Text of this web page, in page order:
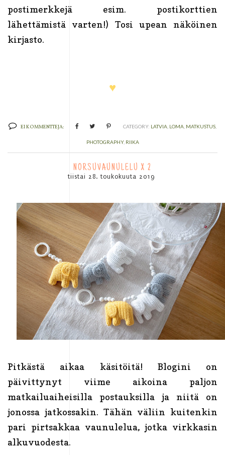
postimerkkejä esim. postikorttien
lähettämistä varten!) Tosi upean näköinen
kirjasto.
♥
EI KOMMENTTEJA: CATEGORY: LATVIA LOMA MATKUSTUS
PHOTOGRAPHY, RIIKA
NORSUVAUNULELU X 2
tiistai 28. toukokuuta 2019
Pitkästä aikaa käsitöitä! Blogini on
päivittynyt viime aikoina paljon
matkailuaiheisilla postauksilla ja niitä on
jonossa jatkossakin. Tähän väliin kuitenkin
pari pirtsakkaa vaunulelua, jotka virkkasin
alkuvuodesta.